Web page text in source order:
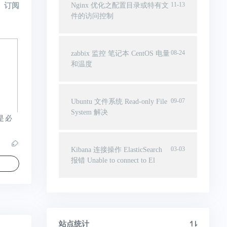
订阅
必
11-13
Nginx 优化之配置目录或特有文
件的访问控制
08-24
zabbix 监控 笔记本 CentOS 电量
和温度
09-07
Ubuntu 文件系统 Read-only File
System 解决
03-03
Kibana 连接操作 ElasticSearch
报错 Unable to connect to El
站点统计